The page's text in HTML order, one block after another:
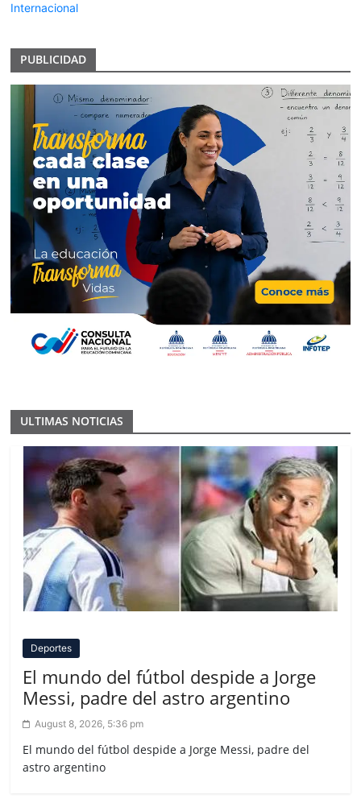
Internacional
PUBLICIDAD
ULTIMAS NOTICIAS
Deportes
El mundo del fútbol despide a Jorge
Messi, padre del astro argentino
August 8, 2026, 5:36 pm
El mundo del fútbol despide a Jorge Messi, padre del
astro argentino